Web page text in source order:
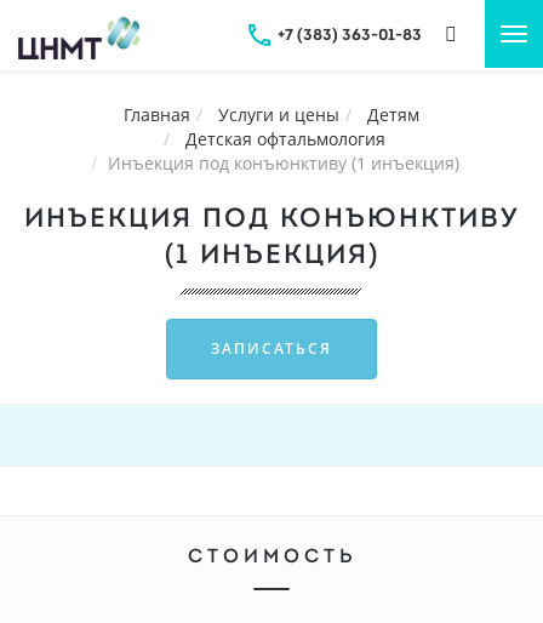
+7 (383) 363-01-83
Главная Услуги и цены
Детям
Детская офтальмология
Инъекция под конъюнктиву (1 инъекция)
ИНЪЕКЦИЯ ПОД КОНЪЮНКТИВУ
(1 ИНЪЕКЦИЯ)
ЗАПИСАТЬСЯ
СТОИМОСТЬ